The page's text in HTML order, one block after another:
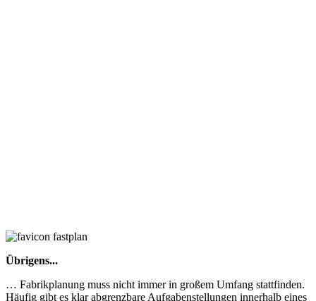
Übrigens...
… Fabrikplanung muss nicht immer in großem Umfang stattfinden.
Häufig gibt es klar abgrenzbare Aufgabenstellungen innerhalb eines